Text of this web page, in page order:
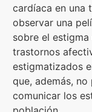
cardíaca en una
observar una
sobre el
trastornos
estigmatizados
que, además,
comunicar los